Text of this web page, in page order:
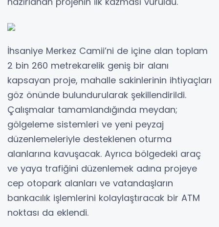
İhsaniye Merkez Camii’ni de içine alan toplam
2 bin 260 metrekarelik geniş bir alanı
kapsayan proje, mahalle sakinlerinin ihtiyaçları
göz önünde bulundurularak şekillendirildi.
Çalışmalar tamamlandığında meydan;
gölgeleme sistemleri ve yeni peyzaj
düzenlemeleriyle desteklenen oturma
alanlarına kavuşacak. Ayrıca bölgedeki araç
ve yaya trafiğini düzenlemek adına projeye
cep otopark alanları ve vatandaşların
bankacılık işlemlerini kolaylaştıracak bir ATM
noktası da eklendi.